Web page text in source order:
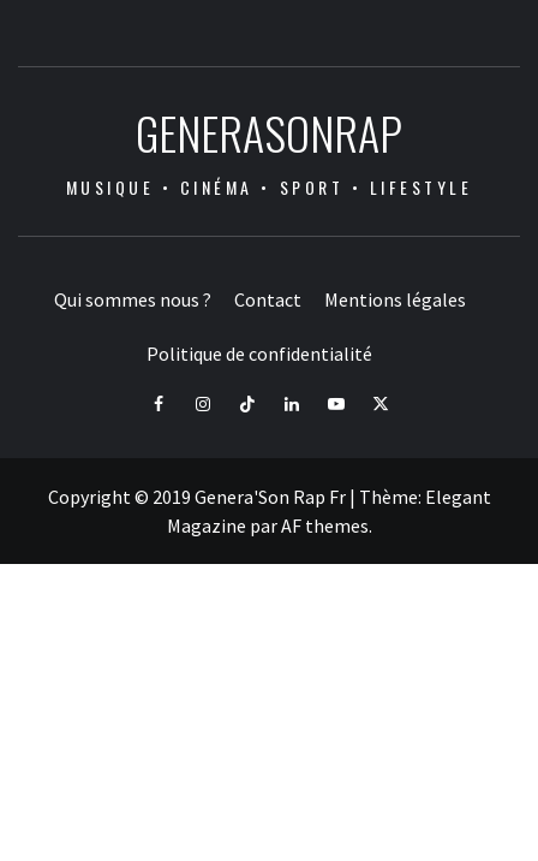
GENERASONRAP
MUSIQUE • CINÉMA • SPORT • LIFESTYLE
Qui sommes nous ? Contact Mentions légales
Politique de confidentialité
FacebookInstagramTiktok LinkedInYoutube
X
Copyright © 2019 Genera'Son Rap Fr | Thème: Elegant
Magazine parAF themes.